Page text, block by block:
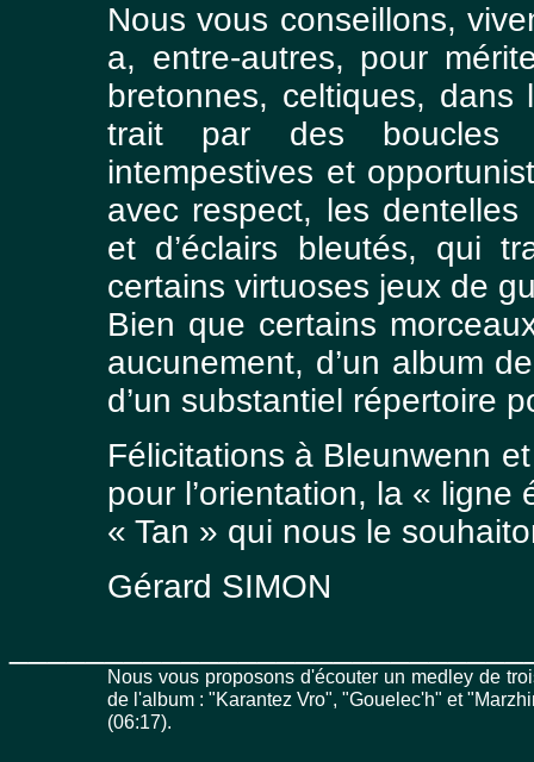
Nous vous conseillons,
a, entre-autres, pour
bretonnes, celtiques,
trait par des boucles
intempestives et
avec respect, les
et d’éclairs bleutés, qui
certains virtuoses jeux de
Bien que certains
aucunement, d’un album
d’un substantiel répertoire
Félicitations à Bleunwenn
pour l’orientation, la «
« Tan » qui nous le
Gérard SIMON
Nous vous proposons d'écouter un medley de
de l'album : "Karantez Vro", "Gouelec'h" et
(06:17).